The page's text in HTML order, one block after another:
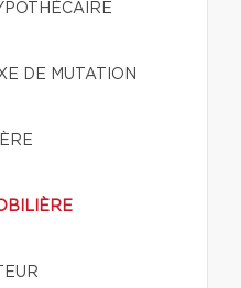
DE MUTATION